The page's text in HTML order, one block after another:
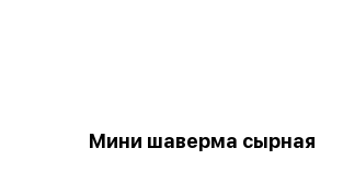
Мини шаверма сырная